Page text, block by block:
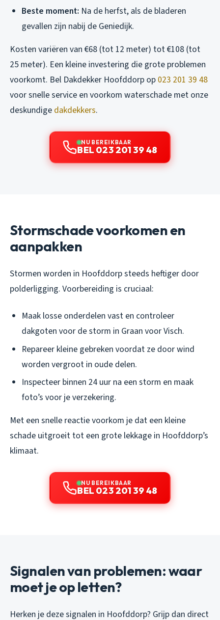
Beste moment: Na de herfst, als de bladeren
gevallen zijn nabij de Geniedijk.
Kosten variëren van €68 (tot 12 meter) tot €108 (tot
25 meter). Een kleine investering die grote problemen
voorkomt. Bel Dakdekker Hoofddorp op 023 201 39 48
voor snelle service en voorkom waterschade met onze
deskundige dakdekkers.
NU BEREIKBAAR
BEL 023 201 39 48
Stormschade voorkomen en
aanpakken
Stormen worden in Hoofddorp steeds heftiger door
polderligging. Voorbereiding is cruciaal:
Maak losse onderdelen vast en controleer
dakgoten voor de storm in Graan voor Visch.
Repareer kleine gebreken voordat ze door wind
worden vergroot in oude delen.
Inspecteer binnen 24 uur na een storm en maak
foto’s voor je verzekering.
Met een snelle reactie voorkom je dat een kleine
schade uitgroeit tot een grote lekkage in Hoofddorp’s
klimaat.
NU BEREIKBAAR
BEL 023 201 39 48
Signalen van problemen: waar
moet je op letten?
Herken je deze signalen in Hoofddorp? Grijp dan direct